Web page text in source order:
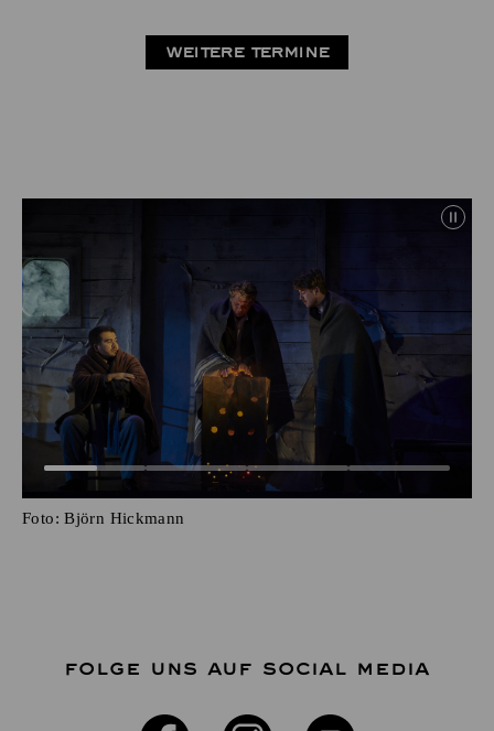
WEITERE TERMINE
Foto: Björn Hickmann
FOLGE UNS AUF SOCIAL MEDIA